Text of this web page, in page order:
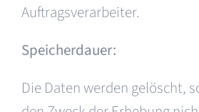
Auftragsverarbeiter.
Speicherdauer:
Die Daten werden gelöscht,